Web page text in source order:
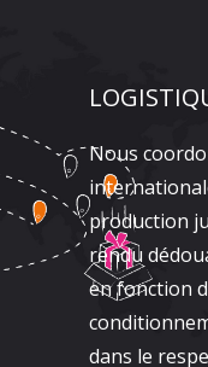
Nous
production
rendu
en fonction
dans le